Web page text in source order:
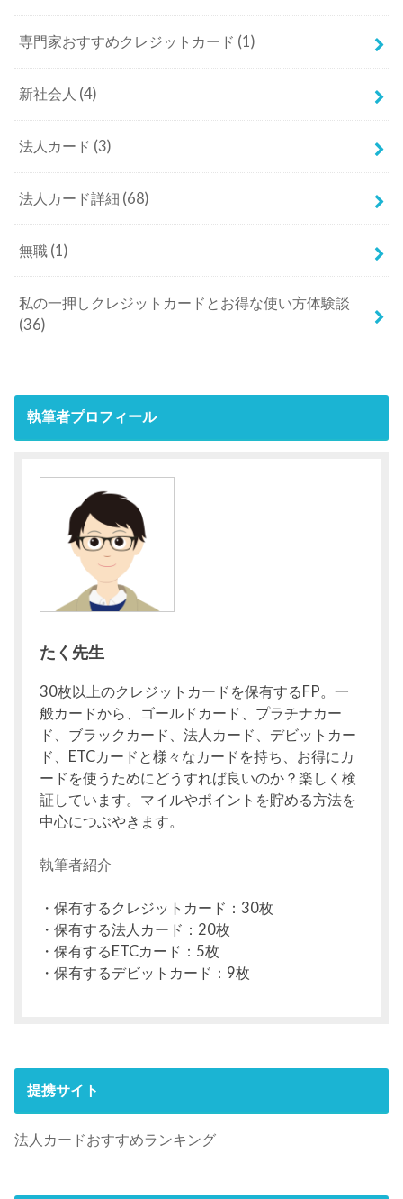
専門家おすすめクレジットカード (1)
新社会人 (4)
法人カード (3)
法人カード詳細 (68)
無職 (1)
私の一押しクレジットカードとお得な使い方体験談
(36)
執筆者プロフィール
たく先生
30枚以上のクレジットカードを保有するFP。一
般カードから、ゴールドカード、プラチナカー
ド、ブラックカード、法人カード、デビットカー
ド、ETCカードと様々なカードを持ち、お得にカ
ードを使うためにどうすれば良いのか？楽しく検
証しています。マイルやポイントを貯める方法を
中心につぶやきます。
執筆者紹介
・保有するクレジットカード：30枚
・保有する法人カード：20枚
・保有するETCカード：5枚
・保有するデビットカード：9枚
提携サイト
法人カードおすすめランキング